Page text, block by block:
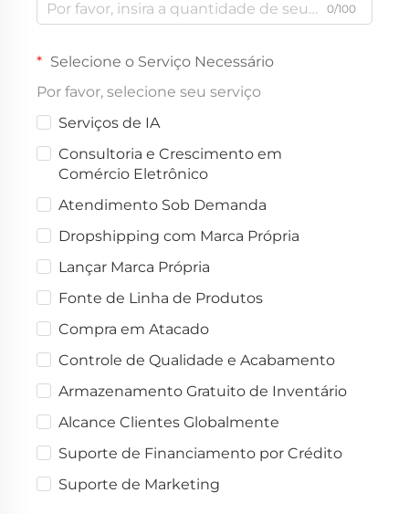
0/100
Selecione o Serviço Necessário
Por favor, selecione seu serviço
Serviços de IA
Consultoria e Crescimento em
Comércio Eletrônico
Atendimento Sob Demanda
Dropshipping com Marca Própria
Lançar Marca Própria
Fonte de Linha de Produtos
Compra em Atacado
Controle de Qualidade e Acabamento
Armazenamento Gratuito de Inventário
Alcance Clientes Globalmente
Suporte de Financiamento por Crédito
Suporte de Marketing